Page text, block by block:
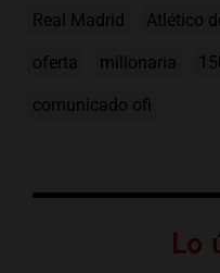
Real Madrid Atlético
oferta millonaria
comunicado ofi
Lo